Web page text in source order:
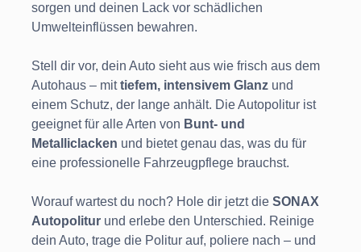
sorgen und deinen Lack vor schädlichen
Umwelteinflüssen bewahren.
Stell dir vor, dein Auto sieht aus wie frisch aus dem
Autohaus – mittiefem, intensivem Glanz und
einem Schutz, der lange anhält. Die Autopolitur ist
geeignet für alle Arten von Bunt- und
Metalliclacken und bietet genau das, was du für
eine professionelle Fahrzeugpflege brauchst.
Worauf wartest du noch? Hole dir jetzt die SONAX
Autopolitur und erlebe den Unterschied. Reinige
dein Auto, trage die Politur auf, poliere nach – und